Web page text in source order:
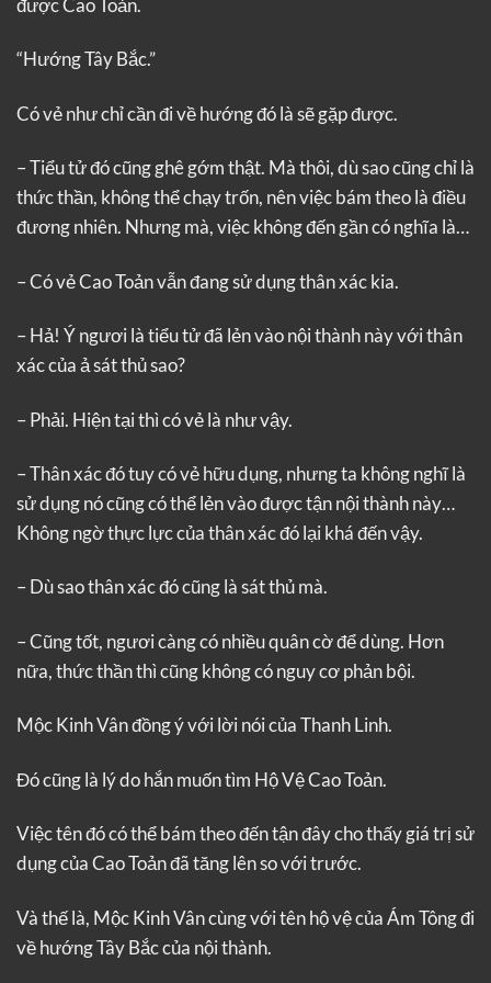
được Cao Toản.
“Hướng Tây Bắc.”
Có vẻ như chỉ cần đi về hướng đó là sẽ gặp được.
– Tiểu tử đó cũng ghê gớm thật. Mà thôi, dù sao cũng chỉ là
thức thần, không thể chạy trốn, nên việc bám theo là điều
đương nhiên. Nhưng mà, việc không đến gần có nghĩa là…
– Có vẻ Cao Toản vẫn đang sử dụng thân xác kia.
– Hả! Ý ngươi là tiểu tử đã lẻn vào nội thành này với thân
xác của ả sát thủ sao?
– Phải. Hiện tại thì có vẻ là như vậy.
– Thân xác đó tuy có vẻ hữu dụng, nhưng ta không nghĩ là
sử dụng nó cũng có thể lẻn vào được tận nội thành này…
Không ngờ thực lực của thân xác đó lại khá đến vậy.
– Dù sao thân xác đó cũng là sát thủ mà.
– Cũng tốt, ngươi càng có nhiều quân cờ để dùng. Hơn
nữa, thức thần thì cũng không có nguy cơ phản bội.
Mộc Kinh Vân đồng ý với lời nói của Thanh Linh.
Đó cũng là lý do hắn muốn tìm Hộ Vệ Cao Toản.
Việc tên đó có thể bám theo đến tận đây cho thấy giá trị sử
dụng của Cao Toản đã tăng lên so với trước.
Và thế là, Mộc Kinh Vân cùng với tên hộ vệ của Ám Tông đi
về hướng Tây Bắc của nội thành.